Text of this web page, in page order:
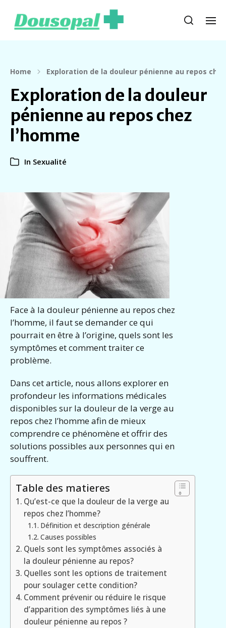
Home Exploration de la douleur pénienne au repos
Exploration de la douleur
pénienne au repos chez
l’homme
In Sexualité
Face à la douleur pénienne au repos chez
l’homme, il faut se demander ce qui
pourrait en être à l’origine, quels sont les
symptômes et comment traiter ce
problème.
Dans cet article, nous allons explorer en
profondeur les informations médicales
disponibles sur la douleur de la verge au
repos chez l’homme afin de mieux
comprendre ce phénomène et offrir des
solutions possibles aux personnes qui en
souffrent.
Table des matieres
Qu’est-ce que la douleur de la verge au
repos chez l’homme?
Définition et description générale
Causes possibles
Quels sont les symptômes associés à
la douleur pénienne au repos?
Quelles sont les options de traitement
pour soulager cette condition?
Comment prévenir ou réduire le risque
d’apparition des symptômes liés à une
douleur pénienne au repos ?